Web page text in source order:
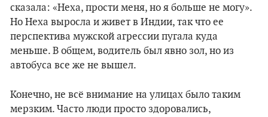
сказала: «Неха, прости меня, но я больше не могу».
Но Неха выросла и живет в Индии, так что ее
перспектива мужской агрессии пугала куда
меньше. В общем, водитель был явно зол, но из
автобуса все же не вышел.
Конечно, не всё внимание на улицах было таким
мерзким. Часто люди просто здоровались,